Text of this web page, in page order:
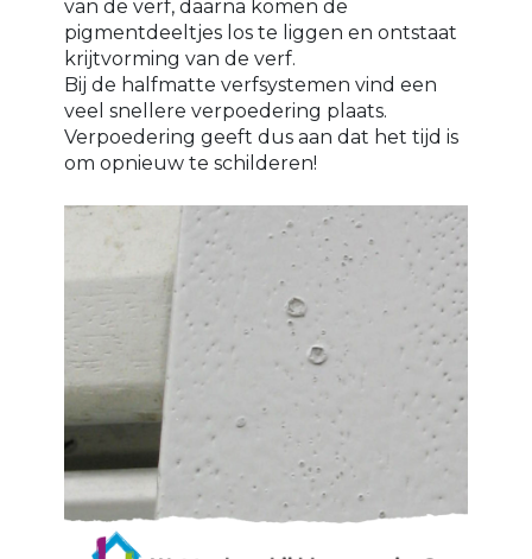
van de verf, daarna komen de
pigmentdeeltjes los te liggen en ontstaat
krijtvorming van de verf.
Bij de halfmatte verfsystemen vind een
veel snellere verpoedering plaats.
Verpoedering geeft dus aan dat het tijd is
om opnieuw te schilderen!